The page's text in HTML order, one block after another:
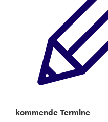
kommende Termine